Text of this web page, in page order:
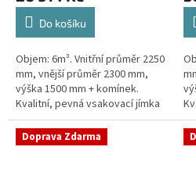
Do košíku
Objem: 6m³. Vnitřní průměr 2250
mm, vnější průměr 2300 mm,
výška 1500 mm + komínek.
Kvalitní, pevná vsakovací jímka
(nádrž) bez potřeby
obetonování Průměr přítoku a
odtoku +...
Doprava Zdarma